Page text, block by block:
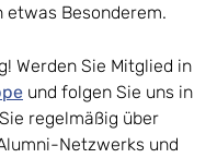
etwas Besonderem.
Werden Sie Mitglied in
und folgen Sie uns in
regelmäßig über
Netzwerks und